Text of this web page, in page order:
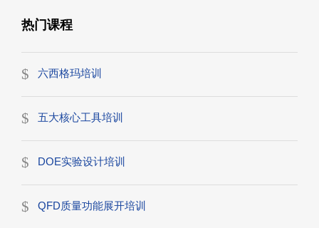
热门课程
六西格玛培训
五大核心工具培训
DOE实验设计培训
QFD质量功能展开培训